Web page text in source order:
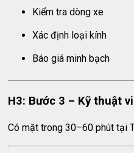
Kiểm tra dòng xe
Xác định loại kính
Báo giá minh bạch
H3: Bước 3 – Kỹ thuật
Có mặt trong 30–60 phút tại